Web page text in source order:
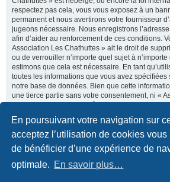
En poursuivant votre navigation sur
acceptez l’utilisation de cookies vous
de bénéficier d’une expérience de
optimale. En savoir plus…
respectez pas cela, vous vous exposez à un
permanent et nous avertirons votre fournisseur
jugeons nécessaire. Nous enregistrons
afin d’aider au renforcement de ces conditions.
Association Les Chathuttes » ait le droit de
ou de verrouiller n’importe quel sujet à
estimons que cela est nécessaire. En tant
toutes les informations que vous avez spécifiées
notre base de données. Bien que cette
une tierce partie sans votre consentement, ni «
», ni phpBB, ne pourront être tenus comme
tentative de piratage visant à compromettre vos
Revenir à la page précédente